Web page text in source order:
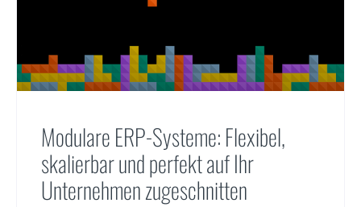
Modulare ERP-Systeme: Flexibel,
skalierbar und perfekt auf Ihr
Unternehmen zugeschnitten